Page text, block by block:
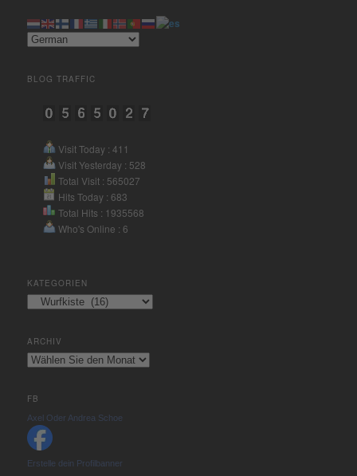
Mehr Informationen
Consent Management Platform
eRecht24
BLOG TRAFFIC
Visit Today : 411
Visit Yesterday : 528
Total Visit : 565027
Hits Today : 683
Total Hits : 1935568
Who's Online : 6
KATEGORIEN
Kategorien
ARCHIV
Archiv
FB
Axel Oder Andrea Schoe
Erstelle dein Profilbanner